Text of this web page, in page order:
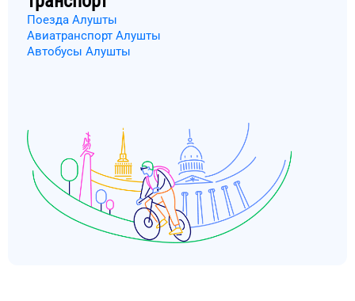
Поезда Алушты
Авиатранспорт Алушты
Автобусы Алушты